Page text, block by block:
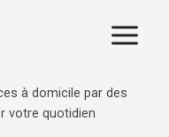
à domicile par des
votre quotidien